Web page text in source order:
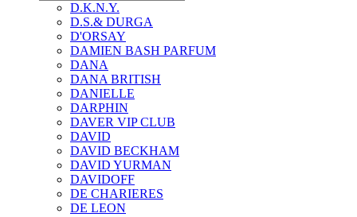
D.K.N.Y.
D.S.& DURGA
D'ORSAY
DAMIEN BASH PARFUM
DANA
DANA BRITISH
DANIELLE
DARPHIN
DAVER VIP CLUB
DAVID
DAVID BECKHAM
DAVID YURMAN
DAVIDOFF
DE CHARIERES
DE LEON